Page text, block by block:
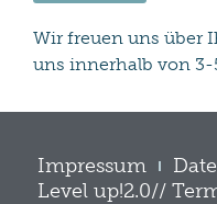
Wir freuen uns über
uns innerhalb von 3-
Impressum
Level up!2.0//